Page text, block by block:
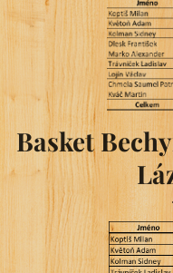
Basket